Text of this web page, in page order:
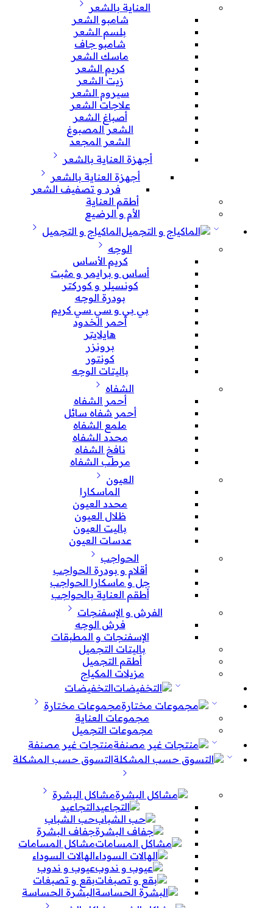
العناية بالشعر
شامبو الشعر
بلسم الشعر
شامبو جاف
ماسك الشعر
كريم الشعر
زيت الشعر
سيروم الشعر
علاجات الشعر
أصباغ الشعر
الشعر المصبوغ
الشعر المجعد
أجهزة العناية بالشعر
أجهزة العناية بالشعر
فرد و تصفيف الشعر
أطقم العناية
الأم و الرضيع
الماكياج و التجميل
الوجه
كريم الأساس
أساس و برايمر و مثبت
كونسيلر و كوركتر
بودرة الوجه
بي بي و سي سي كريم
أحمر الخدود
هايلايتر
برونزر
كونتور
باليتات الوجه
الشفاه
أحمر الشفاه
أحمر شفاه سائل
ملمع الشفاه
محدد الشفاه
نافخ الشفاه
مرطب الشفاه
العيون
الماسكارا
محدد العيون
ظلال العيون
باليت العيون
عدسات العيون
الحواجب
أقلام و بودرة الحواجب
جل و ماسكارا الحواجب
أطقم العناية بالحواجب
الفرش و الإسفنجات
فرش الوجه
الإسفنجات و المطبقات
باليتات التجميل
أطقم التجميل
مزيلات المكياج
التخفيضات
مجموعات مختارة
مجموعات العناية
مجموعات التجميل
منتجات غير مصنفة
التسوق حسب المشكلة
مشاكل البشرة
التجاعيد
حب الشباب
جفاف البشرة
مشاكل المسامات
الهالات السوداء
عيوب و ندوب
بقع و تصبغات
البشرة الحساسة